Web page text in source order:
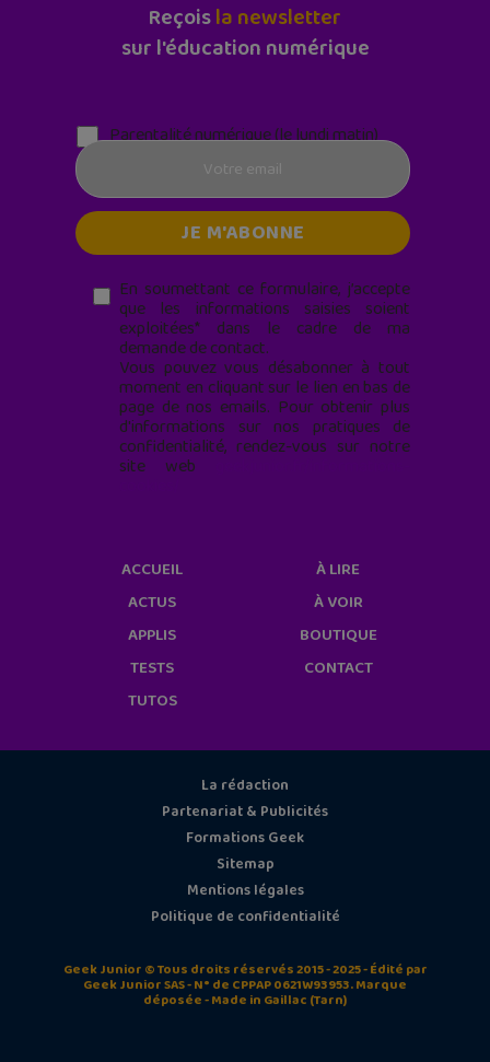
Reçoisla newsletter
sur l'éducation numérique
Parentalité numérique (le lundi matin)
En soumettant ce formulaire, j’accepte
que les informations saisies soient
exploitées* dans le cadre de ma
demande de contact.
Vous pouvez vous désabonner à tout
moment en cliquant sur le lien en bas de
page de nos emails. Pour obtenir plus
d'informations sur nos pratiques de
confidentialité, rendez-vous sur notre
site web
ACCUEIL
ACTUS
APPLIS
TESTS
TUTOS
À LIRE
À VOIR
BOUTIQUE
CONTACT
La rédaction
Partenariat & Publicités
Formations Geek
Sitemap
Mentions légales
Politique de confidentialité
Geek Junior © Tous droits réservés 2015 - 2025 - Édité par
Geek Junior SAS - N° de CPPAP 0621W93953. Marque
déposée - Made in Gaillac (Tarn)